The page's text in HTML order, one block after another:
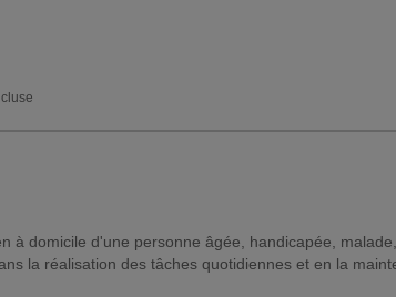
à domicile d'une personne âgée, handicapée,
la réalisation des tâches quotidiennes et en la